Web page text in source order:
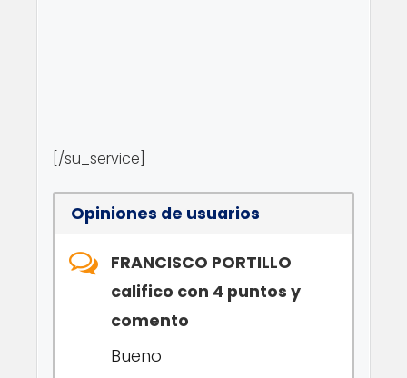
[/su_service]
Opiniones de usuarios
FRANCISCO PORTILLO
califico con 4 puntos y
comento
Bueno